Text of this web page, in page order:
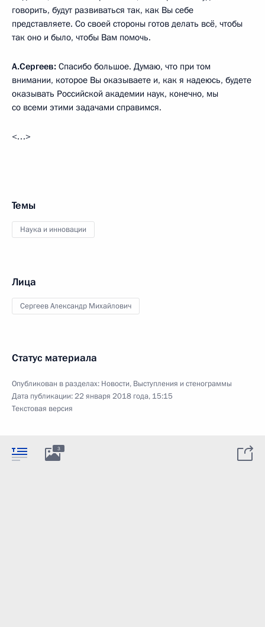
говорить, будут развиваться так, как Вы себе
представляете. Со своей стороны готов делать всё, чтобы
так оно и было, чтобы Вам помочь.
А.Сергеев: Спасибо большое. Думаю, что при том
внимании, которое Вы оказываете и, как я надеюсь, будете
оказывать Российской академии наук, конечно, мы
со всеми этими задачами справимся.
<…>
Темы
Наука и инновации
Лица
Сергеев Александр Михайлович
Статус материала
Опубликован в разделах: Новости, Выступления и стенограммы
Дата публикации:22 января 2018 года, 15:15
Текстовая версия
3